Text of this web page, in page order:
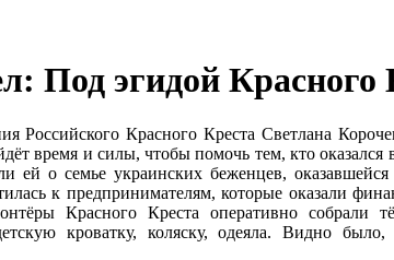
Под эгидой Красного
Российского Красного Креста Светлана
время и силы, чтобы помочь тем, кто
ей о семье украинских беженцев,
к предпринимателям, которые оказали
Красного Креста оперативно собрали
кроватку, коляску, одеяла. Видно было,